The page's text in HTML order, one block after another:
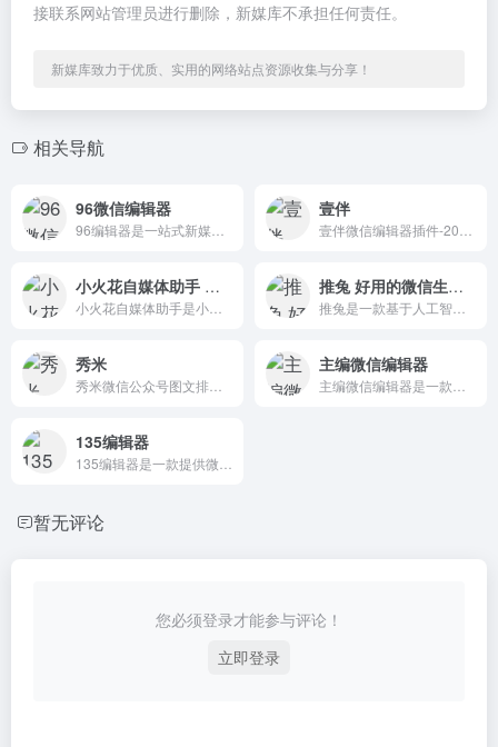
接联系网站管理员进行删除，新媒库不承担任何责任。
新媒库致力于优质、实用的网络站点资源收集与分享！
相关导航
96微信编辑器 壹伴
小火花自媒体助手 自媒体团队管理工具 推兔 好用的微信生态运营管理工具
秀米 主编微信编辑器
135编辑器
暂无评论
您必须登录才能参与评论！
立即登录